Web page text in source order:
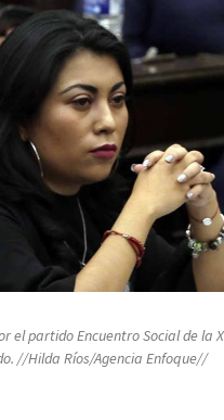
el partido Encuentro Social de la
//Hilda Ríos/Agencia Enfoque//